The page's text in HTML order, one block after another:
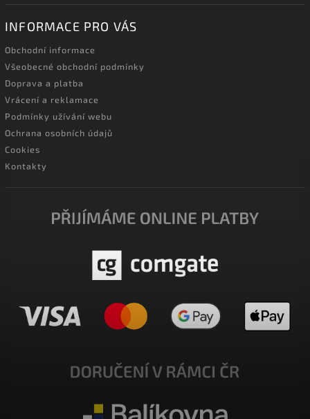
INFORMACE PRO VÁS
Obchodní informace
Všeobecné obchodní podmínky
Doprava a platba
Vrácení a reklamace
Podmínky užívání webu
Ochrana osobních údajů
Cookies
Kontakty